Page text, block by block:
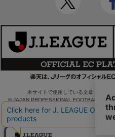
本サイトで使用している文章・画像等
© JAPAN PROFESSIONAL FOOTBALL